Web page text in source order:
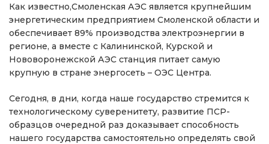
Как известно,Смоленская АЭС является крупнейшим
энергетическим предприятием Смоленской области и
обеспечивает 89% производства электроэнергии в
регионе, а вместе с Калининской, Курской и
Нововоронежской АЭС станция питает самую
крупную в стране энергосеть – ОЭС Центра.
Сегодня, в дни, когда наше государство стремится к
технологическому суверенитету, развитие ПСР-
образцов очередной раз доказывает способность
нашего государства самостоятельно определять свой